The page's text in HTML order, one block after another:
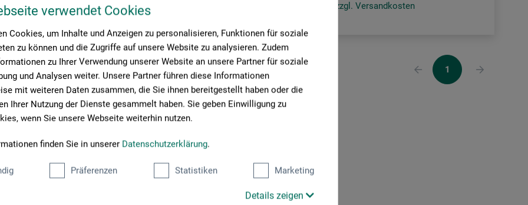
verwendet Cookies
Cookies, um Inhalte und Anzeigen zu personalisieren, Funktionen für soziale
zu können und die Zugriffe auf unsere Website zu analysieren. Zudem
zu Ihrer Verwendung unserer Website an unsere Partner für soziale
und Analysen weiter. Unsere Partner führen diese Informationen
mit weiteren Daten zusammen, die Sie ihnen bereitgestellt haben oder die
Ihrer Nutzung der Dienste gesammelt haben. Sie geben Einwilligung zu
wenn Sie unsere Webseite weiterhin nutzen.
finden Sie in unserer Datenschutzerklärung.
Präferenzen Statistiken Marketing
Details zeigen
zzgl. Versandkosten zzgl. Versandkosten
1